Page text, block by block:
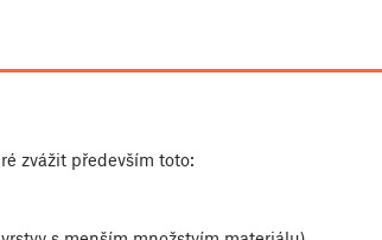
zvážit především toto: